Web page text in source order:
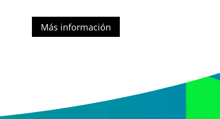
Más información